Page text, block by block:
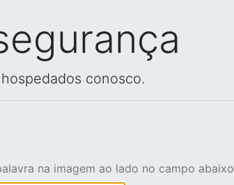
conosco.
na imagem ao lado no campo abaixo